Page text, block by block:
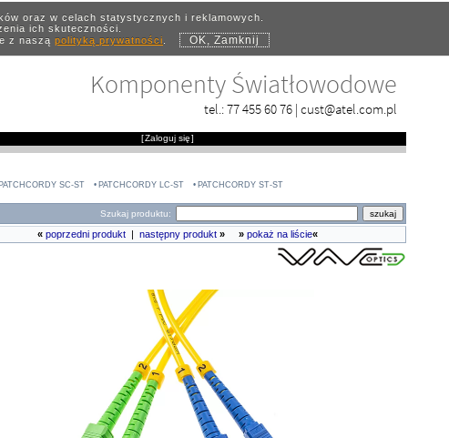
oraz w celach statystycznych i reklamowych.
ich skuteczności.
z naszą polityką prywatności. OK, Zamknij
Komponenty Światłowodowe
tel.:77 455 60 76 | cust@atel.com.pl
[Zaloguj się]
PATCHCORDY SC-ST PATCHCORDY LC-ST
PATCHCORDY ST-ST
Szukaj produktu:
« poprzedni produkt następny produkt » » pokaż na liście«